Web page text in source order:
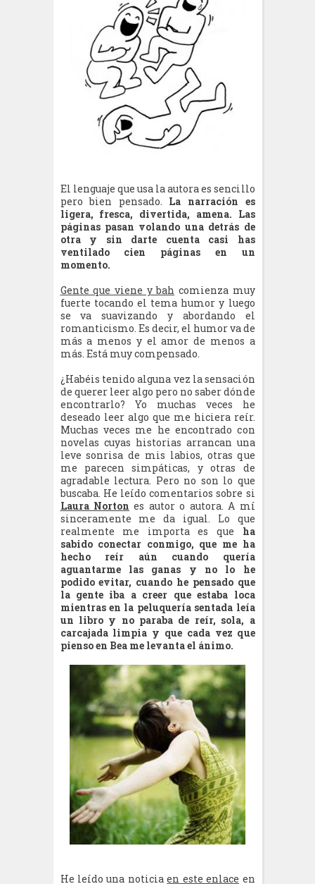
El lenguaje que usa la autora es sencillo
pero bien pensado. La narración es
ligera, fresca, divertida, amena. Las
páginas pasan volando una detrás de
otra y sin darte cuenta casi has
ventilado cien páginas en un
momento.
Gente que viene y bah comienza muy
fuerte tocando el tema humor y luego
se va suavizando y abordando el
romanticismo. Es decir, el humor va de
más a menos y el amor de menos a
más. Está muy compensado.
¿Habéis tenido alguna vez la sensación
de querer leer algo pero no saber dónde
encontrarlo? Yo muchas veces he
deseado leer algo que me hiciera reír.
Muchas veces me he encontrado con
novelas cuyas historias arrancan una
leve sonrisa de mis labios, otras que
me parecen simpáticas, y otras de
agradable lectura. Pero no son lo que
buscaba. He leído comentarios sobre si
Laura Norton es autor o autora. A mí
sinceramente me da igual. Lo que
realmente me importa es que ha
sabido conectar conmigo, que me ha
hecho reír aún cuando quería
aguantarme las ganas y no lo he
podido evitar, cuando he pensado que
la gente iba a creer que estaba loca
mientras en la peluquería sentada leía
un libro y no paraba de reír, sola, a
carcajada limpia y que cada vez que
pienso en Bea me levanta el ánimo.
He leído una noticiaen este enlace en